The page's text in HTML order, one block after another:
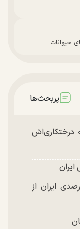
حیوانات
پربحث‌ها
درختکاری‌اش
ایران
به ادعای سهم ۱۱ درصدی ایران از